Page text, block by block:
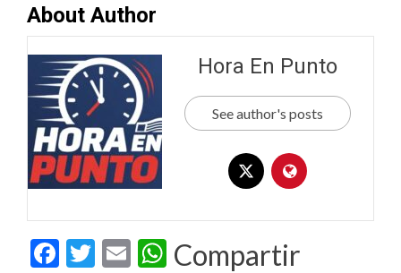
About Author
Hora En Punto
See author's posts
Facebook
Twitter
EmailWhatsApp
Compartir